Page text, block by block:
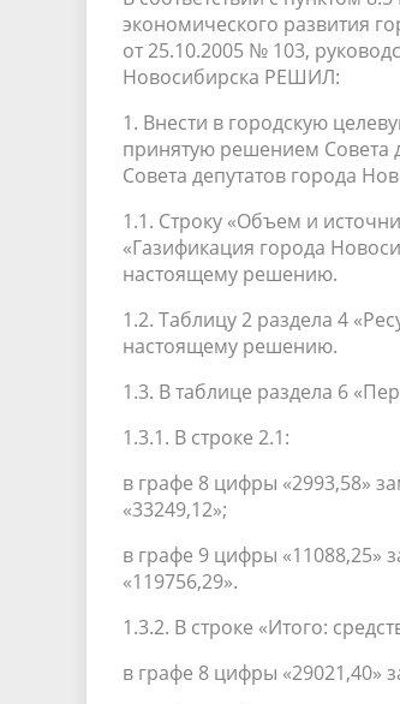
экономического развития
от 25.10.2005 № 103,
Новосибирска РЕШИЛ:
1. Внести в городскую
принятую решением Совета
Совета депутатов города
1.1. Строку «Объем и
«Газификация города
настоящему решению.
1.2. Таблицу 2 раздела 4
настоящему решению.
1.3. В таблице раздела 6
1.3.1. В строке 2.1:
в графе 8 цифры «2993,58»
«33249,12»;
в графе 9 цифры «11088,25»
«119756,29».
1.3.2. В строке «Итого:
в графе 8 цифры «29021,40»